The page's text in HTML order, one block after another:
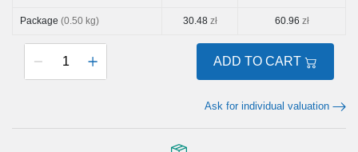
Package (0.50 kg) 30.48 zł 60.96 zł
ADD TO CART
Ask for individual valuation